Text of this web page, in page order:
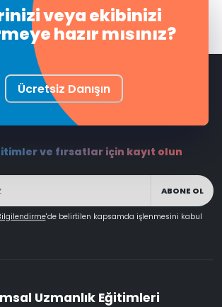
veya ekibinizi
hazır mısınız?
Ücretsiz Danışın
ve fırsatlar için kayıt olun
ABONE OL
'de belirtilen kapsamda işlenmesini kabul
Uzmanlık Eğitimleri